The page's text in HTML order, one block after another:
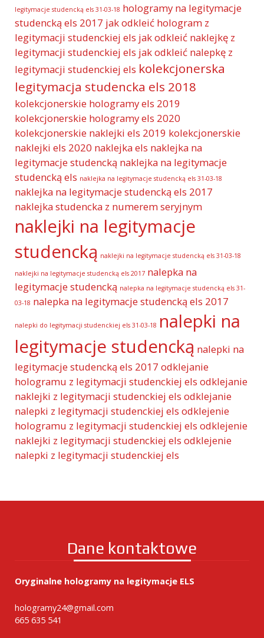
legitymacje studencką els 31-03-18 hologramy na legitymacje
studencką els 2017 jak odkleić hologram z
legitymacji studenckiej els jak odkleić naklejkę z
legitymacji studenckiej els jak odkleić nalepkę z
legitymacji studenckiej els kolekcjonerska
legitymacja studencka els 2018
kolekcjonerskie hologramy els 2019
kolekcjonerskie hologramy els 2020
kolekcjonerskie naklejki els 2019 kolekcjonerskie
naklejki els 2020 naklejka els naklejka na
legitymacje studencką naklejka na legitymacje
studencką els naklejka na legitymacje studencką els 31-03-18
naklejka na legitymacje studencką els 2017
naklejka studencka z numerem seryjnym
naklejki na legitymacje
studencką naklejki na legitymacje studencką els 31-03-18
naklejki na legitymacje studencką els 2017 nalepka na
legitymacje studencką nalepka na legitymacje studencką els 31-
03-18 nalepka na legitymacje studencką els 2017
nalepki do legitymacji studenckiej els 31-03-18 nalepki na
legitymacje studencką nalepki na
legitymacje studencką els 2017 odklejanie
hologramu z legitymacji studenckiej els odklejanie
naklejki z legitymacji studenckiej els odklejanie
nalepki z legitymacji studenckiej els odklejenie
hologramu z legitymacji studenckiej els odklejenie
naklejki z legitymacji studenckiej els odklejenie
nalepki z legitymacji studenckiej els
Dane kontaktowe
Oryginalne hologramy na legitymacje ELS
hologramy24@gmail.com
665 635 541